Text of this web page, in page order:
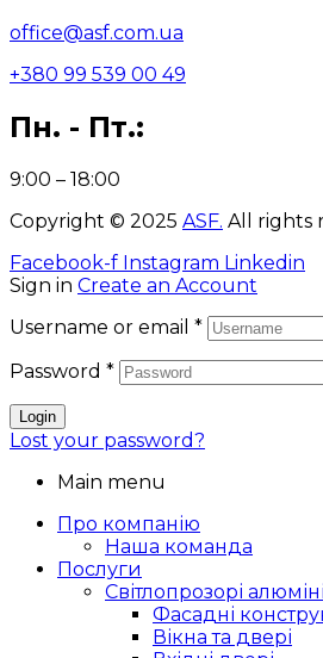
office@asf.com.ua
+380 99 539 00 49
Пн. - Пт.:
9:00 – 18:00
Copyright © 2025 ASF. All rights
Facebook-f Instagram Linkedin
Sign in Create an Account
Username or email *
Password *
Login
Lost your password?
Main menu
Про компанію
Наша команда
Послуги
Світлопрозорі
Фасадні
Вікна та двері